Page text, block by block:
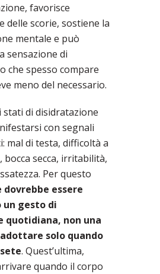
favorisce
delle scorie, sostiene la
mentale e può
sensazione di
che spesso compare
meno del necessario.
stati di disidratazione
con segnali
mal di testa, difficoltà a
bocca secca, irritabilità,
Per questo
dovrebbe essere
un gesto di
quotidiana, non una
solo quando
. Quest’ultima,
quando il corpo